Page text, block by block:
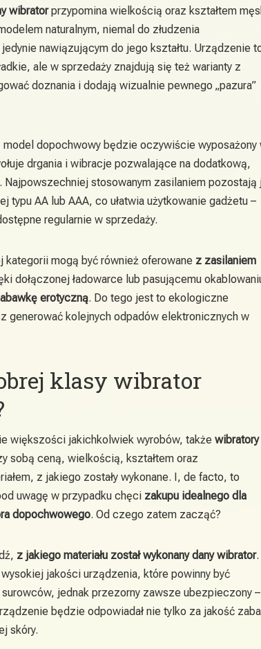
wibratorprzypomina wielkością oraz kształtem
naturalnym, niemal do złudzenia
nawiązującym do jego kształtu. Urządzenie
ale w sprzedaży znajdują się też warianty z
doznania i dodają wizualnie pewnego „pazura”
model dopochwowy będzie oczywiście wyposażony
drgania i wibracje pozwalające na dodatkową,
Najpowszechniej stosowanym zasilaniem pozostają
typu AA lub AAA, co ułatwia użytkowanie gadżetu –
regularnie w sprzedaży.
kategorii mogą być również oferowane z zasilaniem
dołączonej ładowarce lub pasującemu
erotyczną. Do tego jest to ekologiczne
generować kolejnych odpadów elektronicznych w
klasy wibrator
większości jakichkolwiek wyrobów, także wibratory
sobą ceną, wielkością, kształtem oraz
z jakiego zostały wykonane. I, de facto, to
uwagę w przypadku chęci zakupu idealnego dla
dopochwowego. Od czego zatem zacząć?
z jakiego materiału został wykonany dany wibrator.
jakości urządzenia, które powinny być
jednak przezorny zawsze ubezpieczony
będzie odpowiadał nie tylko za jakość
skóry.